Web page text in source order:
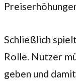
Schließlich
Rolle. Nutzer
geben und